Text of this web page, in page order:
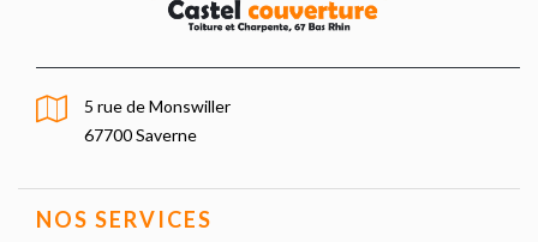
5 rue de Monswiller
67700 Saverne
NOS SERVICES